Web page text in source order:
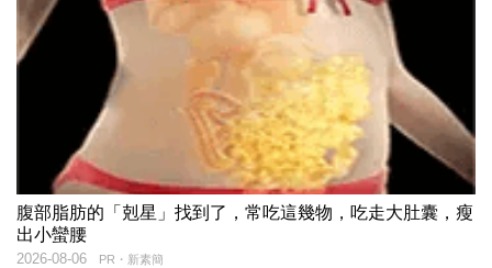
腹部脂肪的「剋星」找到了，常吃這幾物，吃走大肚囊，瘦
出小蠻腰
PR・新素簡
2026-08-06